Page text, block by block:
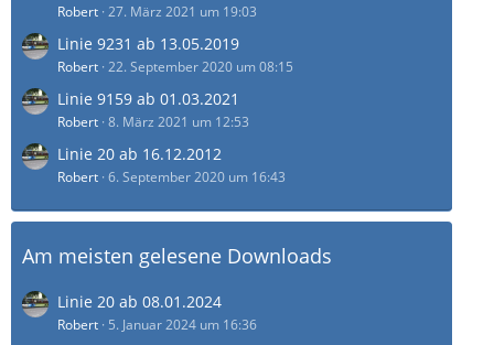
Robert 27. März 2021 um 19:03
Linie 9231 ab 13.05.2019
Robert 22. September 2020 um 08:15
Linie 9159 ab 01.03.2021
Robert 8. März 2021 um 12:53
Linie 20 ab 16.12.2012
Robert 6. September 2020 um 16:43
Am meisten gelesene Downloads
Linie 20 ab 08.01.2024
Robert 5. Januar 2024 um 16:36